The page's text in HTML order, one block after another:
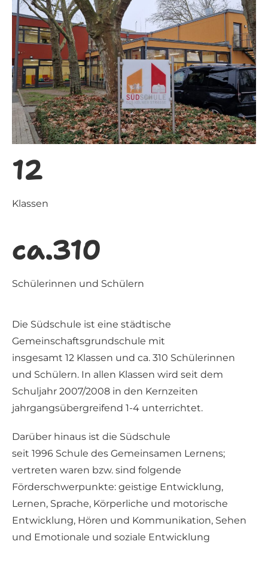
12
Klassen
ca.310
Schülerinnen und Schülern
Die Südschule ist eine städtische
Gemeinschaftsgrundschule mit
insgesamt 12 Klassen und ca. 310 Schülerinnen
und Schülern. In allen Klassen wird seit dem
Schuljahr 2007/2008 in den Kernzeiten
jahrgangsübergreifend 1-4 unterrichtet.
Darüber hinaus ist die Südschule
seit 1996 Schule des Gemeinsamen Lernens;
vertreten waren bzw. sind folgende
Förderschwerpunkte: geistige Entwicklung,
Lernen, Sprache, Körperliche und motorische
Entwicklung, Hören und Kommunikation, Sehen
und Emotionale und soziale Entwicklung